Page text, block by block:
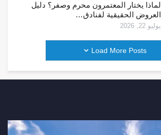
لماذا يختار المعتمرون محرم وصفر؟ دليل
العروض الحقيقية لفنادق…
يوليو 22, 2026
Load More Posts